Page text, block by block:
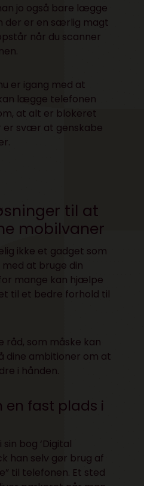
jo også bare lægge
der er en særlig magt
når du scanner
er igang med at
lægge telefonen
at alt er blokeret
er svær at genskabe
til at
mobilvaner
ikke et gadget som
at bruge din
mange kan hjælpe
til et bedre forhold til
råd, som måske kan
dine ambitioner om at
i hånden.
en fast plads i
bog ‘Digital
han selv gør brug af
til telefonen. Et sted